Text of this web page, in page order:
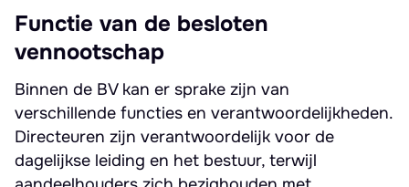
Functie van de besloten
vennootschap
Binnen de BV kan er sprake zijn van
verschillende functies en verantwoordelijkheden.
Directeuren zijn verantwoordelijk voor de
dagelijkse leiding en het bestuur, terwijl